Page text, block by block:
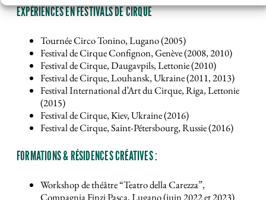
EXPÉRIENCES EN FESTIVALS DE CIRQUE
Tournée Circo Tonino, Lugano (2005)
Festival de Cirque Confignon, Genève (2008, 2010)
Festival de Cirque, Daugavpils, Lettonie (2010)
Festival de Cirque, Louhansk, Ukraine (2011, 2013)
Festival International d’Art du Cirque, Riga, Lettonie
(2015)
Festival de Cirque, Kiev, Ukraine (2016)
Festival de Cirque, Saint-Pétersbourg, Russie (2016)
FORMATIONS & RÉSIDENCES CRÉATIVES :
Workshop de théâtre “Teatro della Carezza”,
Compagnia Finzi Pasca, Lugano (juin 2022 et 2023)